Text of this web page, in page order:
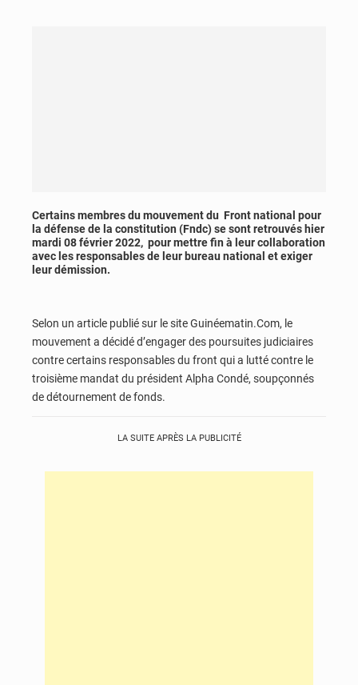
Certains membres du mouvement du Front national pour
la défense de la constitution (Fndc) se sont retrouvés hier
mardi 08 février 2022, pour mettre fin à leur collaboration
avec les responsables de leur bureau national et exiger
leur démission.
Selon un article publié sur le site Guinéematin.Com, le
mouvement a décidé d’engager des poursuites judiciaires
contre certains responsables du front qui a lutté contre le
troisième mandat du président Alpha Condé, soupçonnés
de détournement de fonds.
LA SUITE APRÈS LA PUBLICITÉ